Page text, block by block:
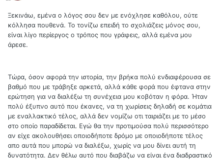
Ξεκινάω, εμένα ο λόγος σου δεν με ενόχλησε καθόλου, ούτε
κόλλησα πουθενά. Το τονίζω επειδή το σχολιάζεις μόνος σου,
είναι λίγο περίεργος ο τρόπος που γράφεις, αλλά εμένα μου
άρεσε.
Τώρα, όσον αφορά την ιστορία, την βρήκα πολύ ενδιαφέρουσα σε
βαθμό που με τράβηξε αρκετά, αλλά κάθε φορά που έφτανα στην
ερώτηση για να διαλέξω τη συνέχεια μου κοβόταν η φόρα. Ήταν
πολύ έξυπνο αυτό που έκανες, να τη χωρίσεις δηλαδή σε κομάτια
με εναλλακτικό τέλος, αλλά δεν νομίζω οτι ταιριάζει με το μέσο
στο οποίο παραδίδεται. Εγώ θα την προτιμούσα πολύ περισσότερο
αν είχε ακολουθήσει οποιοδήποτε δρόμο με οποιοδήποτε τέλος
απο αυτά που μπορώ να διαλέξω, χωρίς να μου δίνει αυτή τη
δυνατότητα. Δεν θέλω αυτό που διαβάζω να είναι ένα διαδραστικό